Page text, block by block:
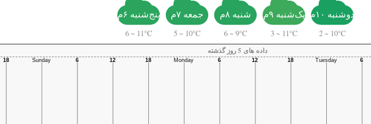
پنج‌شنبه ۶م
6 ~ 11°C
جمعه ۷م
5 ~ 10°C
شنبه ۸م
6 ~ 9°C
یک‌شنبه ۹م
3 ~ 11°C
دوشنبه ۱۰م
2 ~ 10°C
داده های 5 روز گذشته